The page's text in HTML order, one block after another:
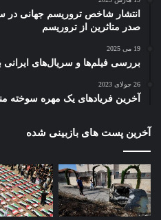
صدر متاثرین از تروریسم
19 می 2025
بررسی فیلم‌ها و سریال‌های
26 جولای 2023
آخرین فریادهای یک مهره سوخته
آخرین پست های بازبینی شده